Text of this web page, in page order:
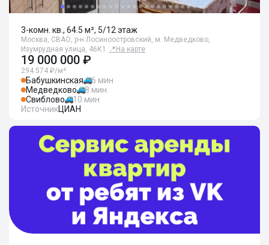
3-комн. кв., 64.5 м², 5/12 этаж
Москва, СВАО, р-н Лосиноостровский, м. Медведково,
Изумрудная улица, 46К1
📍 На карте
19 000 000 ₽
294 574 ₽/м²
Бабушкинская
6 мин
Медведково
8 мин
Свиблово
10 мин
ИсточникЦИАН